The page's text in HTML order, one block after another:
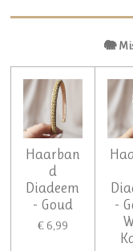
🐘
Haarban
d
Diadeem
- Goud
€ 6,99
-